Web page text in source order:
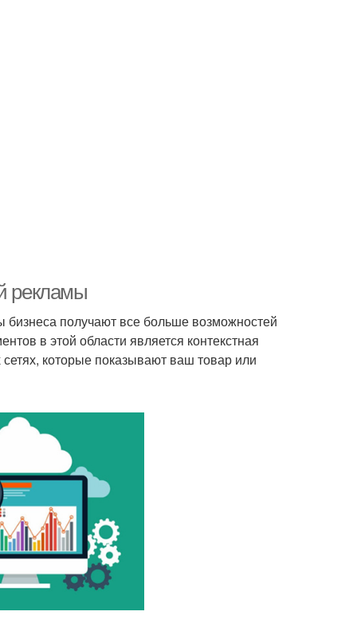
рекламы
бизнеса получают все больше возможностей
в этой области является контекстная
которые показывают ваш товар или